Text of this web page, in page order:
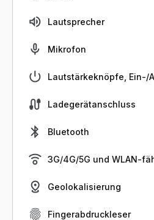
Lautsprecher
Mikrofon
Lautstärkeknöpfe, Ein-/
Ladegerätanschluss
Bluetooth
3G/4G/5G und WLAN-
Geolokalisierung
Fingerabdruckleser